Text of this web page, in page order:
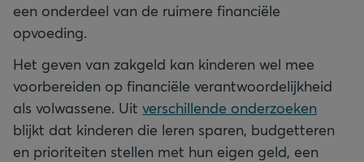
een onderdeel van de ruimere financiële
opvoeding.
Het geven van zakgeld kan kinderen wel mee
voorbereiden op financiële verantwoordelijkheid
als volwassene. Uit verschillende onderzoeken
blijkt dat kinderen die leren sparen, budgetteren
en prioriteiten stellen met hun eigen geld, een